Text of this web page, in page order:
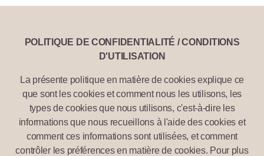
POLITIQUE DE CONFIDENTIALITÉ / CONDITIONS
D'UTILISATION
La présente politique en matière de cookies explique ce
que sont les cookies et comment nous les utilisons, les
types de cookies que nous utilisons, c'est-à-dire les
informations que nous recueillons à l'aide des cookies et
comment ces informations sont utilisées, et comment
contrôler les préférences en matière de cookies. Pour plus